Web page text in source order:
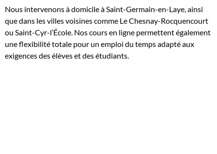
Nous intervenons à domicile à Saint-Germain-en-Laye, ainsi
que dans les villes voisines comme Le Chesnay-Rocquencourt
ou Saint-Cyr-l’École. Nos cours en ligne permettent également
une flexibilité totale pour un emploi du temps adapté aux
exigences des élèves et des étudiants.